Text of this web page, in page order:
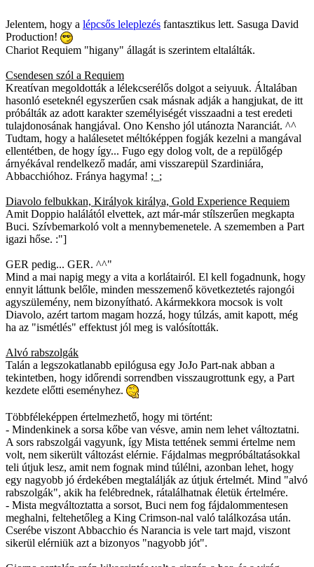
Jelentem, hogy a lépcsős leleplezés fantasztikus lett. Sasuga David
Production!
Chariot Requiem "higany" állagát is szerintem eltalálták.
Csendesen szól a Requiem
Kreatívan megoldották a lélekcserélős dolgot a seiyuuk. Általában
hasonló eseteknél egyszerűen csak másnak adják a hangjukat, de itt
próbálták az adott karakter személyiségét visszaadni a test eredeti
tulajdonosának hangjával. Ono Kensho jól utánozta Naranciát. ^^
Tudtam, hogy a halálesetet méltóképpen fogják kezelni a mangával
ellentétben, de hogy így... Fugo egy dolog volt, de a repülőgép
árnyékával rendelkező madár, ami visszarepül Szardiniára,
Abbacchióhoz. Fránya hagyma! ;_;
Diavolo felbukkan, Királyok királya, Gold Experience Requiem
Amit Doppio halálától elvettek, azt már-már stílszerűen megkapta
Buci. Szívbemarkoló volt a mennybemenetele. A szememben a Part
igazi hőse. :"]
GER pedig... GER. ^^"
Mind a mai napig megy a vita a korlátairól. El kell fogadnunk, hogy
ennyit láttunk belőle, minden messzemenő következtetés rajongói
agyszülemény, nem bizonyítható. Akármekkora mocsok is volt
Diavolo, azért tartom magam hozzá, hogy túlzás, amit kapott, még
ha az "ismétlés" effektust jól meg is valósították.
Alvó rabszolgák
Talán a legszokatlanabb epilógusa egy JoJo Part-nak abban a
tekintetben, hogy időrendi sorrendben visszaugrottunk egy, a Part
kezdete előtti eseményhez.
Többféleképpen értelmezhető, hogy mi történt:
- Mindenkinek a sorsa kőbe van vésve, amin nem lehet változtatni.
A sors rabszolgái vagyunk, így Mista tettének semmi értelme nem
volt, nem sikerült változást elérnie. Fájdalmas megpróbáltatásokkal
teli útjuk lesz, amit nem fognak mind túlélni, azonban lehet, hogy
egy nagyobb jó érdekében megtalálják az útjuk értelmét. Mind "alvó
rabszolgák", akik ha felébrednek, rátalálhatnak életük értelmére.
- Mista megváltoztatta a sorsot, Buci nem fog fájdalommentesen
meghalni, feltehetőleg a King Crimson-nal való találkozása után.
Cserébe viszont Abbacchio és Narancia is vele tart majd, viszont
sikerül elérniük azt a bizonyos "nagyobb jót".